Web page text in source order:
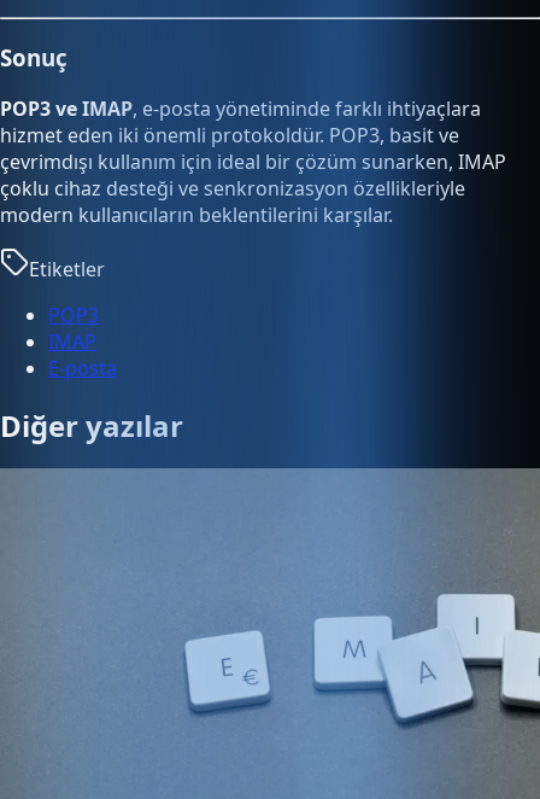
Sonuç
POP3 ve IMAP, e-posta yönetiminde farklı ihtiyaçlara
hizmet eden iki önemli protokoldür. POP3, basit ve
çevrimdışı kullanım için ideal bir çözüm sunarken, IMAP
çoklu cihaz desteği ve senkronizasyon özellikleriyle
modern kullanıcıların beklentilerini karşılar.
Etiketler
POP3
IMAP
E-posta
Diğer yazılar